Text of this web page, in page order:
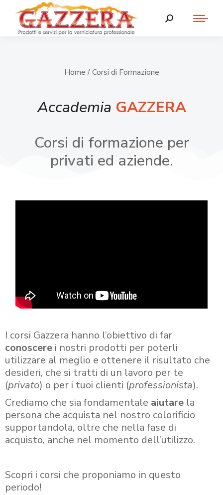
Home / Corsi di Formazione
Accademia GAZZERA
Corsi di formazione per
privati ed aziende.
I corsi Gazzera hanno l’obiettivo di far
conoscere i nostri prodotti per poterli
utilizzare al meglio e ottenere il risultato che
desideri, che si tratti di un lavoro per te
(privato) o per i tuoi clienti (professionista).
Crediamo che sia fondamentale aiutare la
persona che acquista nel nostro colorificio
supportandola, oltre che nella fase di
acquisto, anche nel momento dell’utilizzo.
Scopri i corsi che proponiamo in questo
periodo!